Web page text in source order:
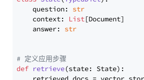
    question:
str
    context:
List[Document]
    answer:
str
# 定义应用步骤
def retrieve(state: State):